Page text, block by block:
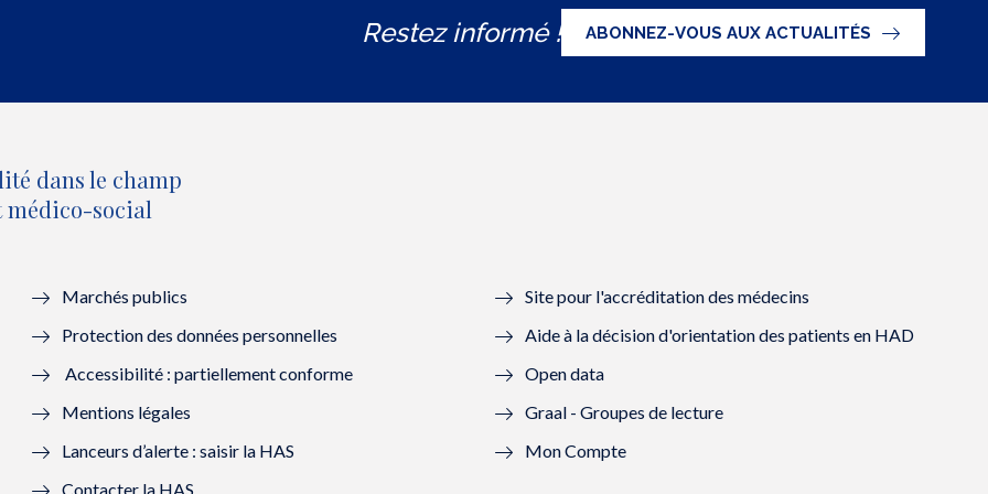
Restez informé ! ABONNEZ-VOUS AUX ACTUALITÉS
dans le champ
médico-social
Marchés publics
Protection des données personnelles
Accessibilité : partiellement conforme
Mentions légales
Lanceurs d’alerte : saisir la HAS
Contacter la HAS
Site pour l'accréditation des médecins
Aide à la décision d'orientation des patients en HAD
Open data
Graal - Groupes de lecture
Mon Compte